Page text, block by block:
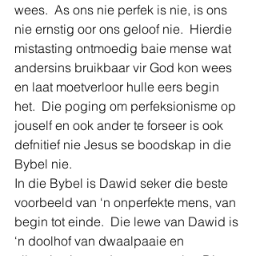
wees.  As ons nie perfek is nie, is ons
nie ernstig oor ons geloof nie.  Hierdie
mistasting ontmoedig baie mense wat
andersins bruikbaar vir God kon wees
en laat moetverloor hulle eers begin
het.  Die poging om perfeksionisme op
jouself en ook ander te forseer is ook
defnitief nie Jesus se boodskap in die
Bybel nie.
In die Bybel is Dawid seker die beste
voorbeeld van ‘n onperfekte mens, van
begin tot einde.  Die lewe van Dawid is
‘n doolhof van dwaalpaaie en